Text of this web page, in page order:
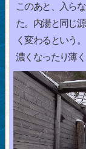
このあと、入ら
た。内湯と同じ
く変わるという
濃くなったり薄く